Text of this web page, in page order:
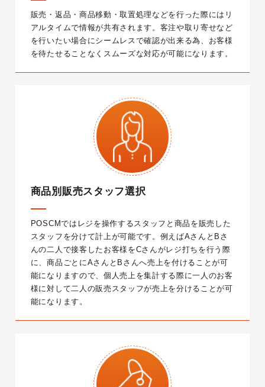
販売・返品・商品移動・取置処理などを行った際にはリ
アルタイムで情報が共有されます。客注や取り寄せなど
を行いたい場合にシームレスで確認が出来る為、お客様
を待たせることなくスムーズな対応が可能になります。
商品別販売スタッフ選択
POSCMではレジを操作するスタッフと商品を販売した
スタッフを分けて計上が可能です。例えばAさんとBさ
んの二人で接客したお客様をCさんがレジ打ちを行う際
に、商品ごとにAさんとBさんへ売上を付けることが可
能になりますので、個人売上を集計する際に一人のお客
様に対して二人の販売スタッフが売上を分けることが可
能になります。